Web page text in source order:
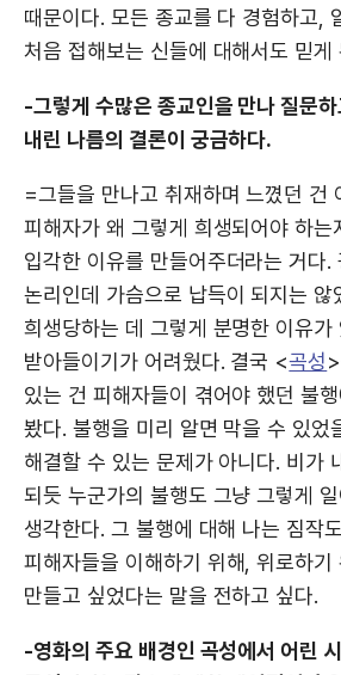
때문이다. 모든 종교를 다 경험하고,
처음 접해보는 신들에 대해서도 믿게
-그렇게 수많은 종교인을 만나 질문
내린 나름의 결론이 궁금하다.
=그들을 만나고 취재하며 느꼈던 건
피해자가 왜 그렇게 희생되어야 하는
입각한 이유를 만들어주더라는 거다.
논리인데 가슴으로 납득이 되지는 않
희생당하는 데 그렇게 분명한 이유가
받아들이기가 어려웠다. 결국 <곡성
있는 건 피해자들이 겪어야 했던 불
봤다. 불행을 미리 알면 막을 수 있었
해결할 수 있는 문제가 아니다. 비가
되듯 누군가의 불행도 그냥 그렇게
생각한다. 그 불행에 대해 나는 짐작
피해자들을 이해하기 위해, 위로하기
만들고 싶었다는 말을 전하고 싶다.
-영화의 주요 배경인 곡성에서 어린